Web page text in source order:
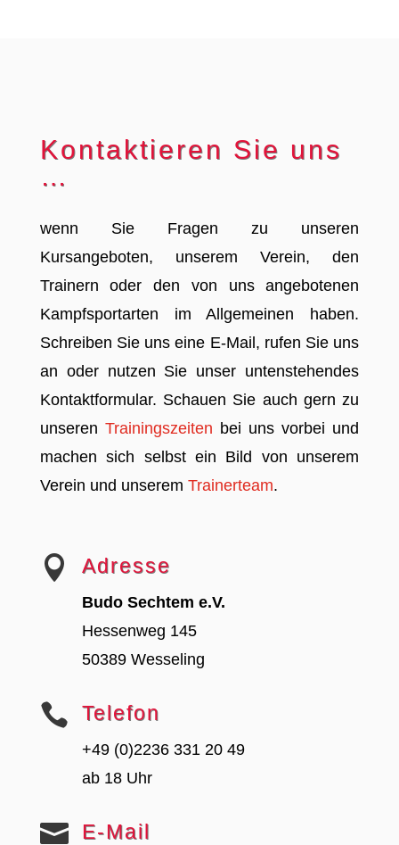
Kontaktieren Sie uns
…
wenn Sie Fragen zu unseren
Kursangeboten, unserem Verein, den
Trainern oder den von uns angebotenen
Kampfsportarten im Allgemeinen haben.
Schreiben Sie uns eine E-Mail, rufen Sie uns
an oder nutzen Sie unser untenstehendes
Kontaktformular. Schauen Sie auch gern zu
unseren Trainingszeiten bei uns vorbei und
machen sich selbst ein Bild von unserem
Verein und unserem Trainerteam.
 Adresse
Budo Sechtem e.V.
Hessenweg 145
50389 Wesseling
 Telefon
+49 (0)2236 331 20 49
ab 18 Uhr
 E-Mail